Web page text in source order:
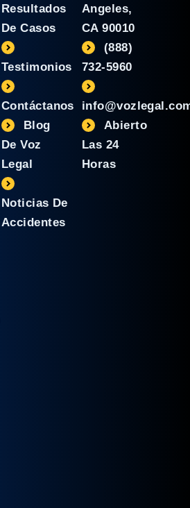
Resultados
De Casos
Testimonios
Contáctanos
Blog
De Voz
Legal
Noticias De
Accidentes
Angeles,
CA 90010
(888)
732-5960
Abierto
Las 24
Horas